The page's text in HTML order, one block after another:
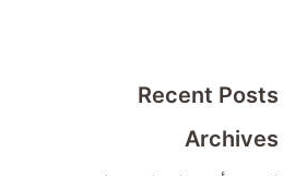
Recent Posts
Archives